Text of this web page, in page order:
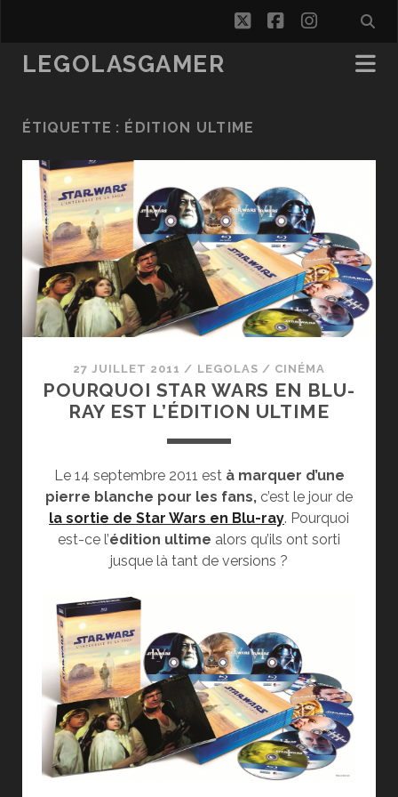
twitterfacebook
LEGOLASGAMER
ÉTIQUETTE : ÉDITION ULTIME
27 JUILLET 2011 / LEGOLAS / CINÉMA
POURQUOI STAR WARS EN BLU-
RAY EST L’ÉDITION ULTIME
Le 14 septembre 2011 est à marquer d’une
pierre blanche pour les fans, c’est le jour de
la sortie de Star Wars en Blu-ray. Pourquoi
est-ce l’édition ultime alors qu’ils ont sorti
jusque là tant de versions ?